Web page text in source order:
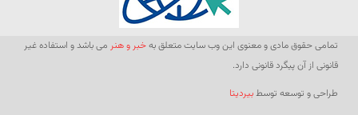
تمامی حقوق مادی و معنوی این وب سایت متعلق بهخبر و هنر می باشد و استفاده غیر
قانونی از آن پیگرد قانونی دارد.
طراحی و توسعه توسطبیردیتا